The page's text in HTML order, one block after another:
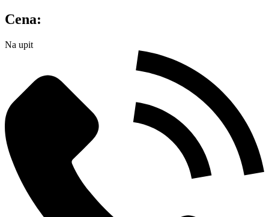
Cena:
Na upit